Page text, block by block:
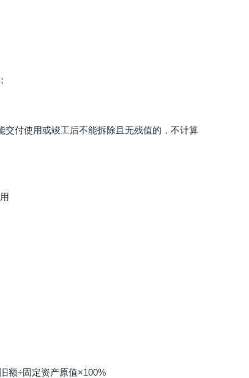
付使用或竣工后不能拆除且无残值的，不计算
额÷固定资产原值×100%